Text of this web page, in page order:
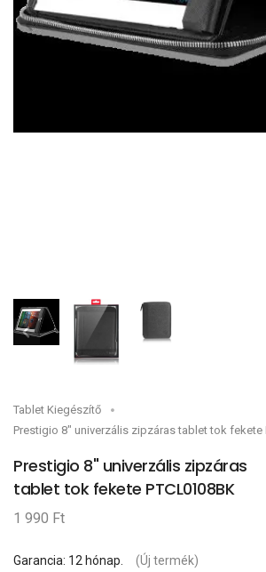
Tablet Kiegészítő
Prestigio 8" univerzális zipzáras tablet tok fekete
Prestigio 8" univerzális zipzáras
tablet tok fekete PTCL0108BK
1 990 Ft
Garancia: 12 hónap. (Új termék)